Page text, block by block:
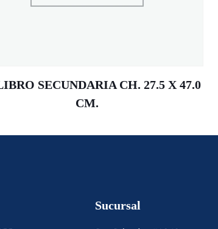
SECUNDARIA CH. 27.5 X 47.0
CM.
Sucursal